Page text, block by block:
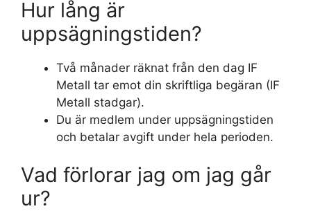
Hur lång är
uppsägningstiden?
Två månader räknat från den dag IF
Metall tar emot din skriftliga begäran (IF
Metall stadgar).
Du är medlem under uppsägningstiden
och betalar avgift under hela perioden.
Vad förlorar jag om jag går
ur?